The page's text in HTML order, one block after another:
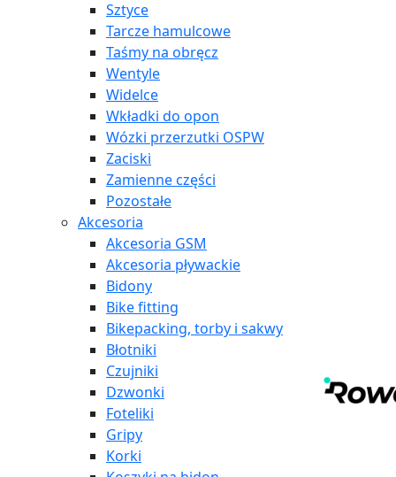
Sztyce
Tarcze hamulcowe
Taśmy na obręcz
Wentyle
Widelce
Wkładki do opon
Wózki przerzutki OSPW
Zaciski
Zamienne części
Pozostałe
Akcesoria
Akcesoria GSM
Akcesoria pływackie
Bidony
Bike fitting
Bikepacking, torby i sakwy
Błotniki
Czujniki
Dzwonki
Foteliki
Gripy
Korki